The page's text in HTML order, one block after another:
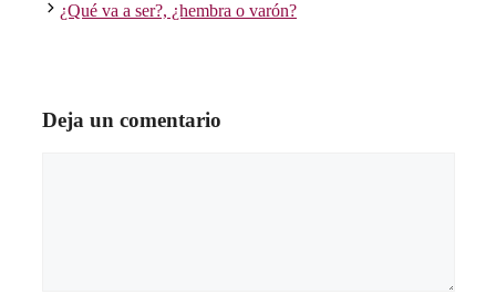
¿Qué va a ser?, ¿hembra o varón?
Deja un comentario